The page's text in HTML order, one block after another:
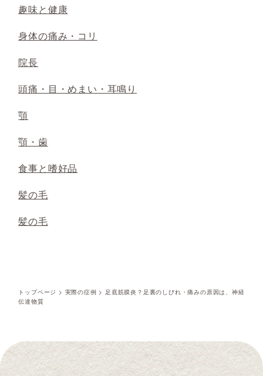
趣味と健康
身体の痛み・コリ
院長
頭痛・目・めまい・耳鳴り
顎
顎・歯
食事と嗜好品
髪の毛
髪の毛
トップページ > 実際の症例 > 足底筋膜炎？足裏のしびれ・痛みの原因は、神経
伝達物質